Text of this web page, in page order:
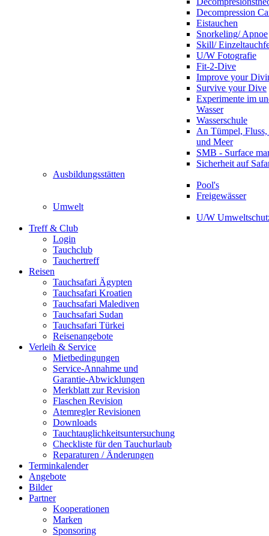
Decompression
Eistauchen
Snorkeling/ Apnoe
Skill/
U/W Fotografie
Fit-2-Dive
Improve your
Survive your Dive
Experimente im
Wasser
Wasserschule
An Tümpel,
und Meer
SMB - Surface
Sicherheit auf
Ausbildungsstätten
Pool's
Freigewässer
Umwelt
U/W
Treff & Club
Login
Tauchclub
Tauchertreff
Reisen
Tauchsafari Ägypten
Tauchsafari Kroatien
Tauchsafari Malediven
Tauchsafari Sudan
Tauchsafari Türkei
Reisenangebote
Verleih & Service
Mietbedingungen
Service-Annahme und
Garantie-Abwicklungen
Merkblatt zur Revision
Flaschen Revision
Atemregler Revisionen
Downloads
Tauchtauglichkeitsuntersuchung
Checkliste für den Tauchurlaub
Reparaturen / Änderungen
Terminkalender
Angebote
Bilder
Partner
Kooperationen
Marken
Sponsoring